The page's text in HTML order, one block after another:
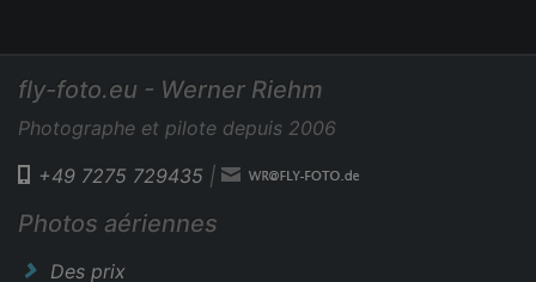
fly-foto.eu - Werner Riehm
Photographe et pilote depuis 2006
+49 7275 729435 |
Photos aériennes
Des prix